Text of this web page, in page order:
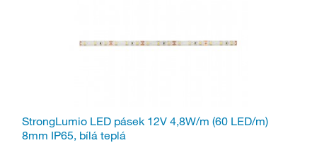
StrongLumio LED pásek 12V 4,8W/m (60 LED/m)
8mm IP65, bílá teplá